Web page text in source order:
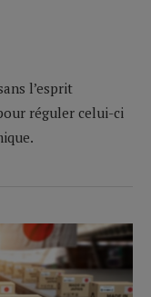
l’esprit
réguler celui-ci